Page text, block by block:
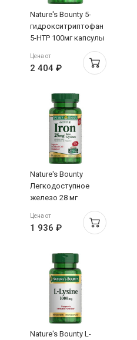
Nature's Bounty 5-
гидрокситриптофан
5-HTP 100мг капсулы
Цена от
2 404 ₽
Nature's Bounty
Легкодоступное
железо 28 мг
Цена от
1 936 ₽
Nature's Bounty L-